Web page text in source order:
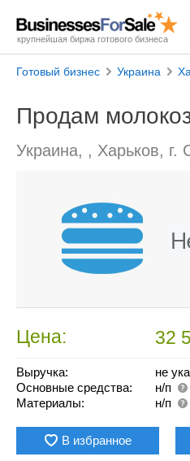
крупнейшая биржа готового бизнеса
Готовый бизнес Украина
Продам
Украина, , Харьков, г.
Цена: 32
Выручка:
не
Основные средства:
н/п
Материалы:
н/п
В избранное